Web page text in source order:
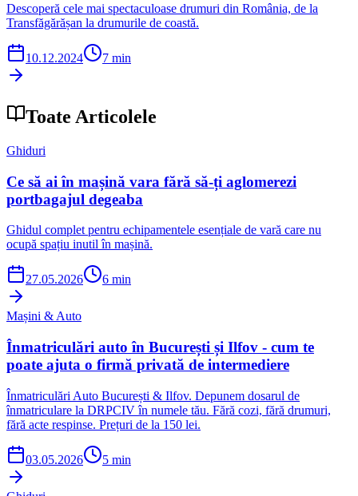
Descoperă cele mai spectaculoase drumuri din România, de la
Transfăgărășan la drumurile de coastă.
10.12.2024 7 min
Toate Articolele
Ghiduri
Ce să ai în mașină vara fără să-ți aglomerezi
portbagajul degeaba
Ghidul complet pentru echipamentele esențiale de vară care nu
ocupă spațiu inutil în mașină.
27.05.2026 6 min
Mașini & Auto
Înmatriculări auto în București și Ilfov - cum te
poate ajuta o firmă privată de intermediere
Înmatriculări Auto București & Ilfov. Depunem dosarul de
înmatriculare la DRPCIV în numele tău. Fără cozi, fără drumuri,
fără acte respinse. Prețuri de la 150 lei.
03.05.2026 5 min